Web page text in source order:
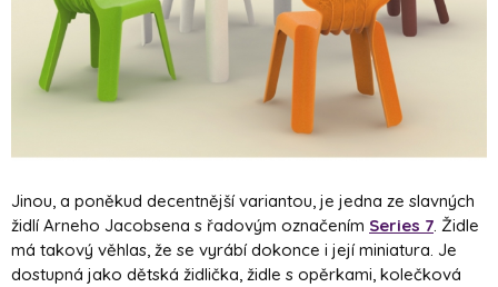
Jinou, a poněkud decentnější variantou, je jedna ze slavných
židlí Arneho Jacobsena s řadovým označením Series 7. Židle
má takový věhlas, že se vyrábí dokonce i její miniatura. Je
dostupná jako dětská židlička, židle s opěrkami, kolečková